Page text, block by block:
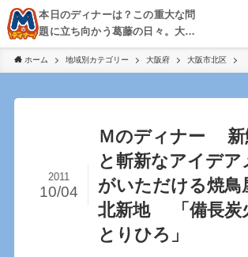
本日のディナーは？この重大な問
題に立ち向かう葛藤の日々。大
阪・京都・神戸を中心とした食べ
歩き、飲み歩きを綴る。
ホーム 地域別カテゴリー 大阪府 大阪市北区
Ｍのディナー 新
と斬新なアイデア
がいただける焼
北新地 「備長炭
とりひろ」
2011
10/04